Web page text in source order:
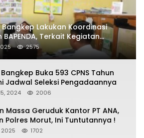
Lakukan Koordinasi
Terkait Kegiatan
Penilaian Tanah dan Ekonomi
2575
Buka 593 CPNS Tahun
Jadwal Seleksi Pengadaannya
2024 2006
Massa Geruduk Kantor PT ANA,
Polres Morut, Ini Tuntutannya !
2025 1702